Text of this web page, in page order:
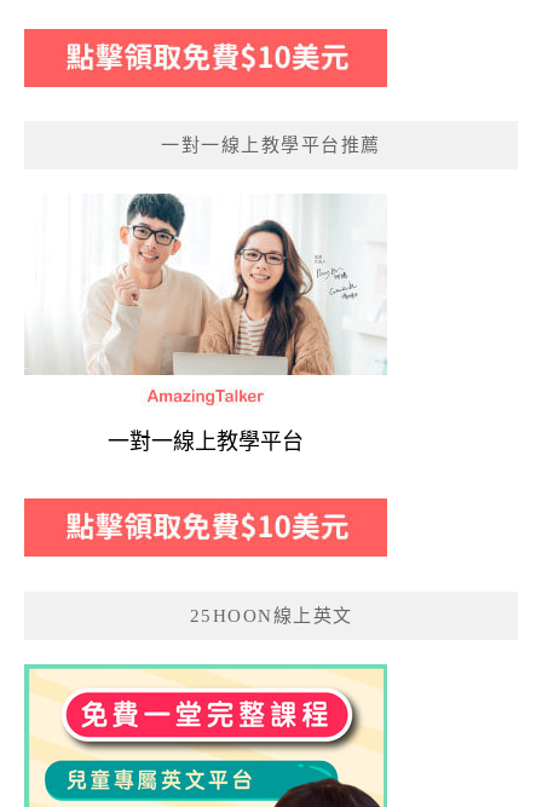
一對一線上教學平台推薦
一對一線上教學平台
25HOON線上英文